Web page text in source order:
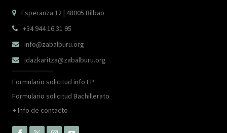
 Esperanza 12 | 48005 Bilbao
 +34 944 16 31 95
 info@zabalburu.org
 idazkaritza@zabalburu.org
Formulario solicitud info FP
Formulario solicitud Bachillerato
+ Info de contacto